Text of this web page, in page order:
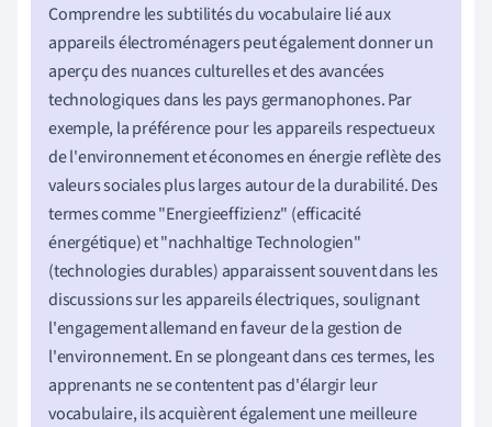
Comprendre les subtilités du vocabulaire lié aux
appareils électroménagers peut également donner un
aperçu des nuances culturelles et des avancées
technologiques dans les pays germanophones. Par
exemple, la préférence pour les appareils respectueux
de l'environnement et économes en énergie reflète des
valeurs sociales plus larges autour de la durabilité. Des
termes comme "Energieeffizienz" (efficacité
énergétique) et "nachhaltige Technologien"
(technologies durables) apparaissent souvent dans les
discussions sur les appareils électriques, soulignant
l'engagement allemand en faveur de la gestion de
l'environnement. En se plongeant dans ces termes, les
apprenants ne se contentent pas d'élargir leur
vocabulaire, ils acquièrent également une meilleure